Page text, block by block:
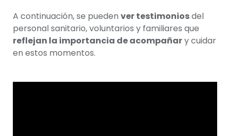
A continuación, se pueden ver testimoniosdel
personal sanitario, voluntarios y familiares que
reflejan la importancia de acompañary cuidar
en estos momentos.